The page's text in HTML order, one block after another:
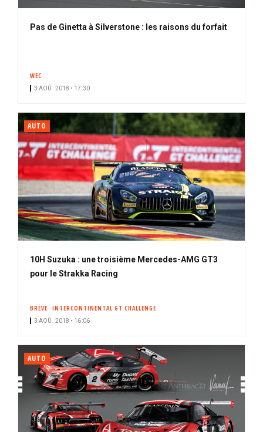
Pas de Ginetta à Silverstone : les raisons du forfait
WEC
3 AOÛ. 2018 • 17:30
AUTO
10H Suzuka : une troisième Mercedes-AMG GT3
pour le Strakka Racing
BRÈVE INTERCONTINENTAL GT CHALLENGE
3 AOÛ. 2018 • 16:06
AUTO